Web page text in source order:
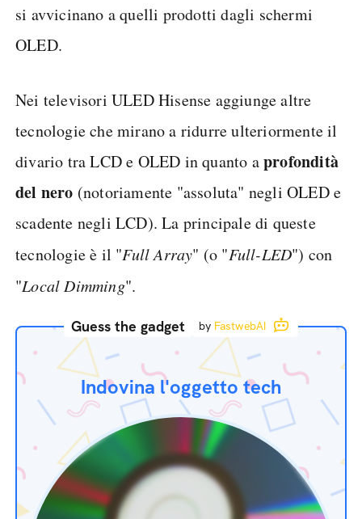
si avvicinano a quelli prodotti dagli schermi
OLED.
Nei televisori ULED Hisense aggiunge altre
tecnologie che mirano a ridurre ulteriormente il
divario tra LCD e OLED in quanto aprofondità
del nero (notoriamente "assoluta" negli OLED e
scadente negli LCD). La principale di queste
tecnologie è il "Full Array" (o "Full-LED") con
"Local Dimming".
Guess the gadget by FastwebAI
Indovina l'oggetto tech